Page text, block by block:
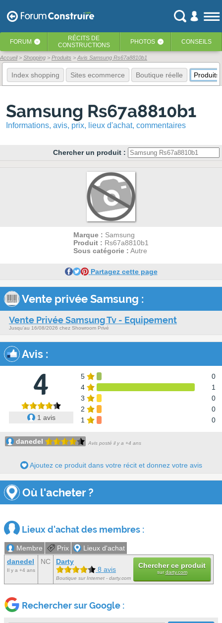
FORUM ‹ RÉCITS DE
CONSTRUCTIONS
PHOTOS ‹ CONSEILS
Accueil Shopping Produits Avis Samsung Rs67a8810b1
Index shopping Sites ecommerce Boutique réelle Produits
Samsung Rs67a8810b1
Informations, avis, prix, lieux d'achat, commentaires
Chercher un produit :
Marque : Samsung
Produit : Rs67a8810b1
Sous catégorie : Autre
Partagez cette page
Vente privée Samsung :
Vente Privée Samsung Tv - Equipement
Jusqu'au 16/08/2026 chez Showroom Privé
Avis :
4
1 avis
5
0
4
1
3
0
2
0
1
0
danedel Avis posté il y a +4 ans
Ajoutez ce produit dans votre récit et donnez votre avis
Où l'acheter ?
Lieux d'achat des membres :
Membre Prix
Lieux d'achat
danedel
Il y a +4 ans
NC
Darty
8 avis
Boutique sur Internet - darty.com
Chercher ce produit
surdarty.com
Rechercher sur Google :